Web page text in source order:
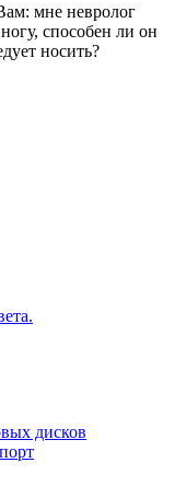
мне невролог
способен ли он
носить?
дисков